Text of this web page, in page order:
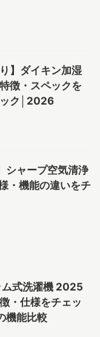
】ダイキン加湿
徴・スペックを
ック│2026
シャープ空気清浄
・機能の違いをチ
ム式洗濯機 2025
・仕様をチェッ
機能比較